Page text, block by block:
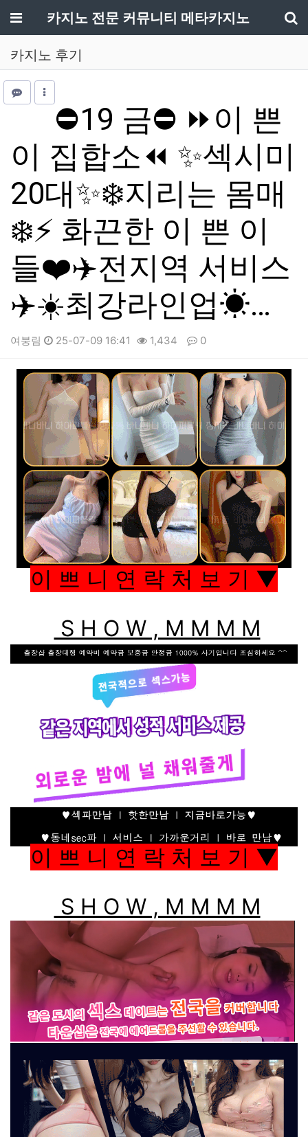
메뉴카지노 전문 커뮤니티 메타카지노
카지노 후기
⛔19 금⛔ ⏩이 쁜
이 집합소⏪ ✨섹시미
20대✨❄️지리는 몸매
❄️⚡ 화끈한 이 쁜 이
들❤️✈️전지역 서비스
✈️☀️최강라인업☀…
여붕림 25-07-09 16:41 1,434 0
본문
이 쁘 니 연 락 처 보 기 ▼
S H O W , M M M M
이 쁘 니 연 락 처 보 기 ▼
S H O W , M M M M